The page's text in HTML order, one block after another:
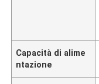
Capacità di alime
ntazione